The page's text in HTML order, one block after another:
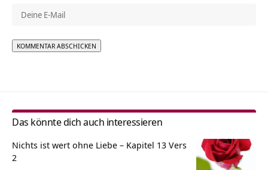
Das könnte dich auch interessieren
Nichts ist wert ohne Liebe – Kapitel 13 Vers
2